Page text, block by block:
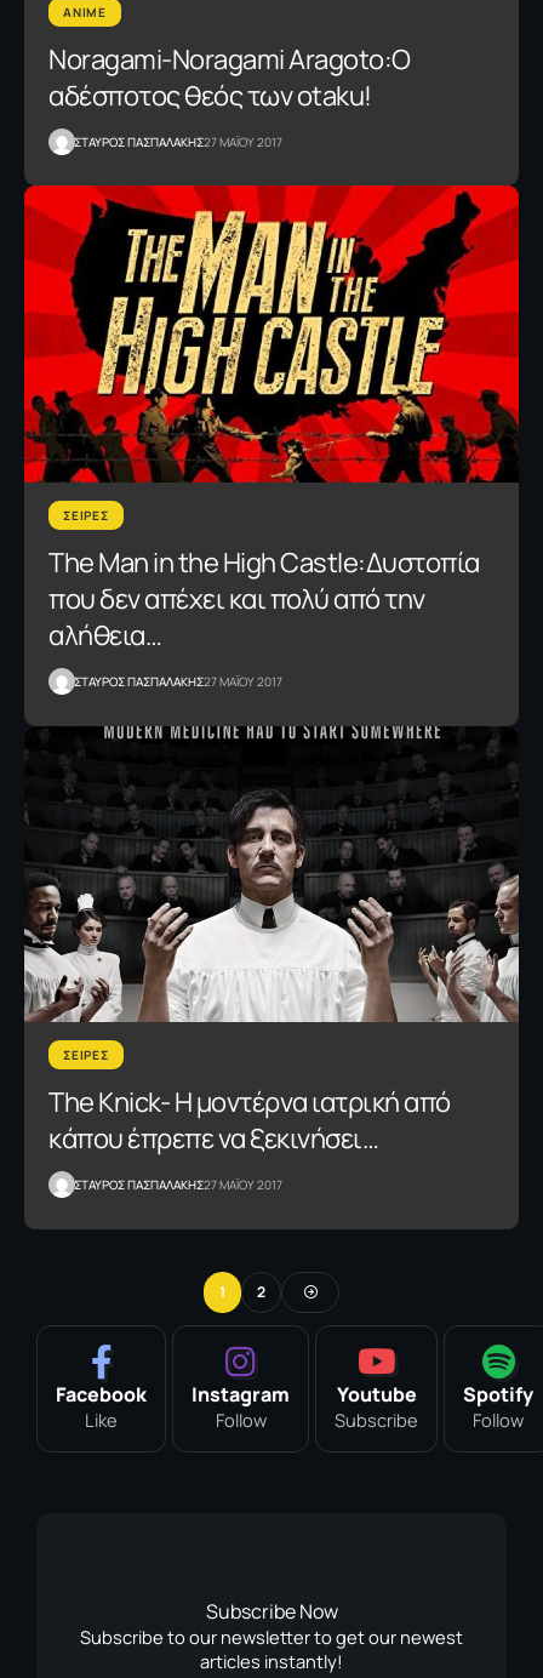
ANIME
Νοragami-Nοragami Aragoto:Ο
αδέσποτος θεός των otaku!
ΣΤΑΥΡΟΣ ΠΑΣΠΑΛΑΚΗΣ27 ΜΑΪΟΥ 2017
ΣΕΙΡΕΣ
The Man in the High Castle:Δυστοπία
που δεν απέχει και πολύ από την
αλήθεια…
ΣΤΑΥΡΟΣ ΠΑΣΠΑΛΑΚΗΣ27 ΜΑΪΟΥ 2017
ΣΕΙΡΕΣ
The Knick- H μοντέρνα ιατρική από
κάπου έπρεπε να ξεκινήσει…
ΣΤΑΥΡΟΣ ΠΑΣΠΑΛΑΚΗΣ27 ΜΑΪΟΥ 2017
1 2
Facebook
Like
Instagram
Follow
Youtube
Subscribe
Spotify
Follow
Subscribe Now
Subscribe to our newsletter to get our newest
articles instantly!